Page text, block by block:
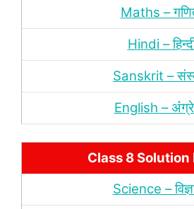
Maths –
Hindi –
Sanskrit –
English –
Class 8 Solution
Science –